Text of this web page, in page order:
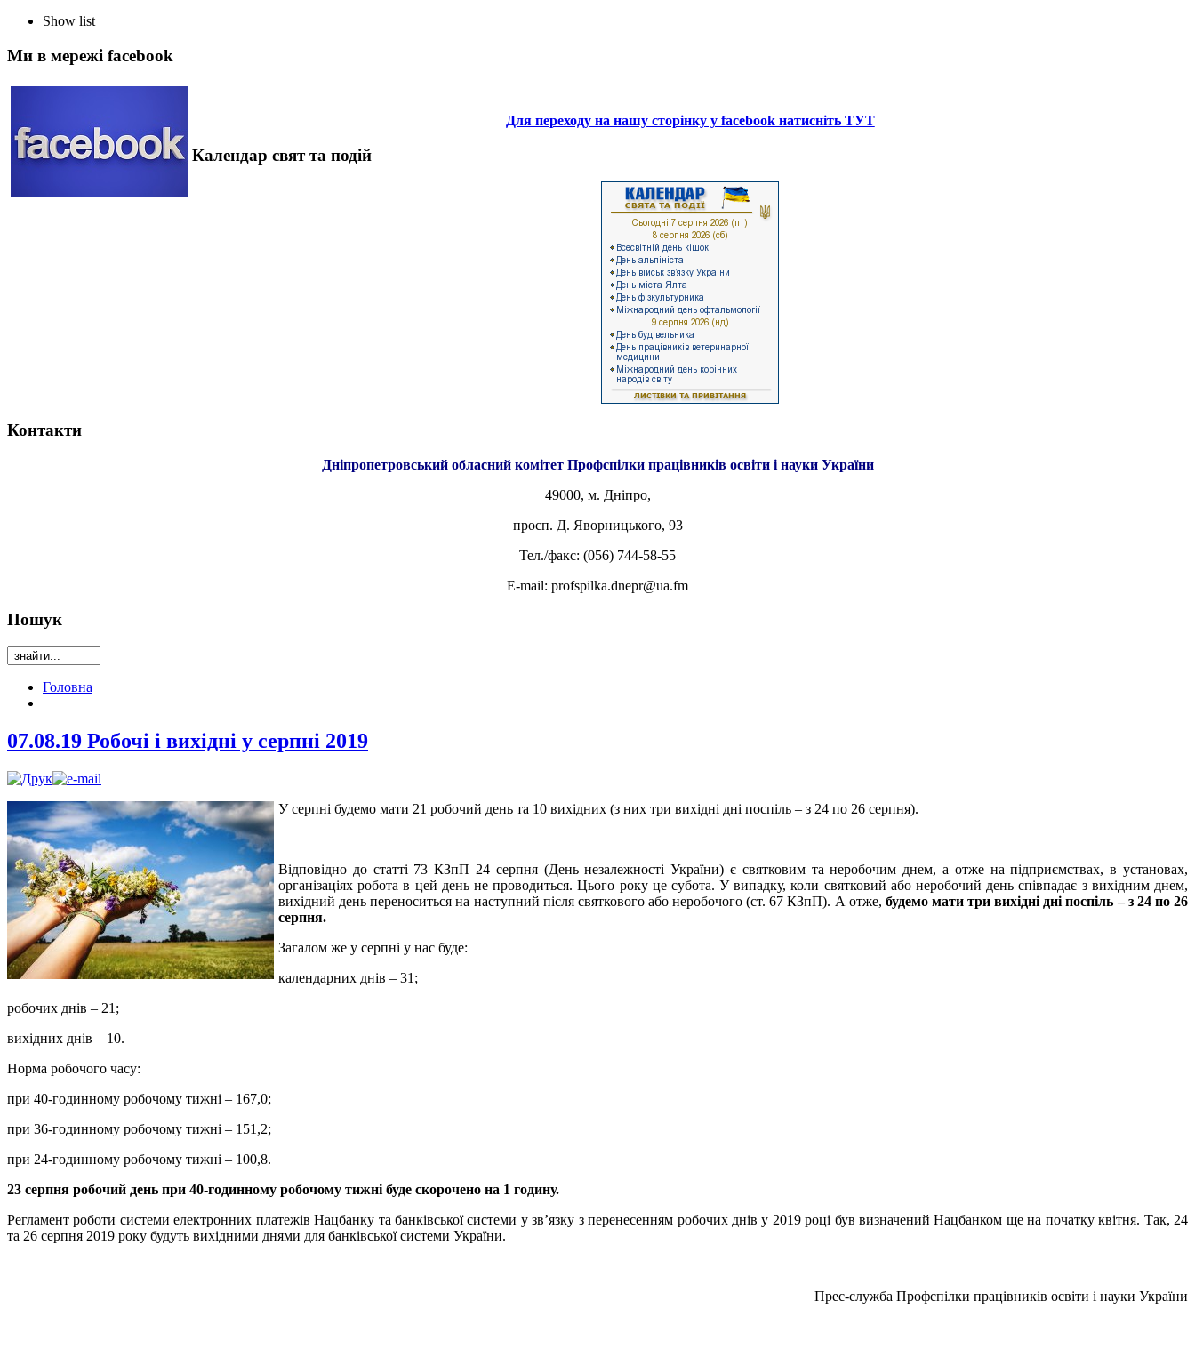
Show list
Ми в мережі facebook
Для переходу на нашу сторінку у facebook натисніть ТУТ
Календар свят та подій
Контакти
Дніпропетровський обласний комітет Профспілки працівників освіти і науки України
49000, м. Дніпро,
просп. Д. Яворницького, 93
Тел./факс: (056) 744-58-55
E-mail: profspilka.dnepr@ua.fm
Пошук
Головна
07.08.19 Робочі і вихідні у серпні 2019
У серпні будемо мати 21 робочий день та 10 вихідних (з них три вихідні дні поспіль – з 24 по 26 серпня).
Відповідно до статті 73 КЗпП 24 серпня (День незалежності України) є святковим та неробочим днем, а отже на підприємствах, в установах,
організаціях робота в цей день не проводиться. Цього року це субота. У випадку, коли святковий або неробочий день співпадає з вихідним днем,
вихідний день переноситься на наступний після святкового або неробочого (ст. 67 КЗпП). А отже, будемо мати три вихідні дні поспіль – з 24 по 26
серпня.
Загалом же у серпні у нас буде:
календарних днів – 31;
робочих днів – 21;
вихідних днів – 10.
Норма робочого часу:
при 40-годинному робочому тижні – 167,0;
при 36-годинному робочому тижні – 151,2;
при 24-годинному робочому тижні – 100,8.
23 серпня робочий день при 40-годинному робочому тижні буде скорочено на 1 годину.
Регламент роботи системи електронних платежів Нацбанку та банківської системи у зв’язку з перенесенням робочих днів у 2019 році був визначений Нацбанком ще на початку квітня. Так, 24
та 26 серпня 2019 року будуть вихідними днями для банківської системи України.
Прес-служба Профспілки працівників освіти і науки України